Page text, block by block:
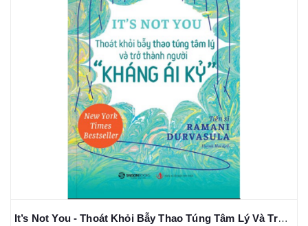
It’s Not You - Thoát Khỏi Bẫy Thao Túng Tâm Lý Và Trở Thành Người "Kháng Ái Kỉ" - Ramani Durvasula